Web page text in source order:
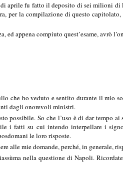
aprile fu fatto il deposito di sei milioni
per la compilazione di questo
ed appena compiuto quest’esame, avrò
che ho veduto e sentito durante il mio
dagli onorevoli ministri.
possibile. So che l’uso è di dar tempo
i fatti su cui intendo interpellare i
le loro risposte.
mie domande, perché, in generale,
nella questione di Napoli.